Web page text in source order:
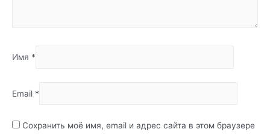
Имя *
Email *
Сохранить моё имя, email и адрес сайта в этом браузере